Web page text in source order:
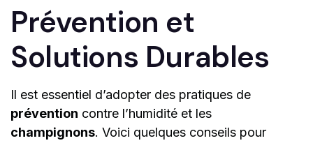
Prévention et
Solutions Durables
Il est essentiel d’adopter des pratiques de
prévention contre l’humidité et les
champignons. Voici quelques conseils pour